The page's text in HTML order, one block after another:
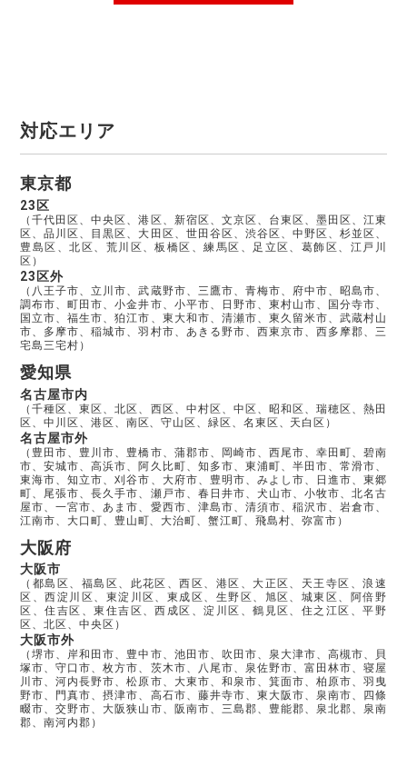
対応エリア
東京都
23区
（千代田区、中央区、港区、新宿区、文京区、台東区、墨田区、江東
区、品川区、目黒区、大田区、世田谷区、渋谷区、中野区、杉並区、
豊島区、北区、荒川区、板橋区、練馬区、足立区、葛飾区、江戸川
区）
23区外
（八王子市、立川市、武蔵野市、三鷹市、青梅市、府中市、昭島市、
調布市、町田市、小金井市、小平市、日野市、東村山市、国分寺市、
国立市、福生市、狛江市、東大和市、清瀬市、東久留米市、武蔵村山
市、多摩市、稲城市、羽村市、あきる野市、西東京市、西多摩郡、三
宅島三宅村）
愛知県
名古屋市内
（千種区、東区、北区、西区、中村区、中区、昭和区、瑞穂区、熱田
区、中川区、港区、南区、守山区、緑区、名東区、天白区）
名古屋市外
（豊田市、豊川市、豊橋市、蒲郡市、岡崎市、西尾市、幸田町、碧南
市、安城市、高浜市、阿久比町、知多市、東浦町、半田市、常滑市、
東海市、知立市、刈谷市、大府市、豊明市、みよし市、日進市、東郷
町、尾張市、長久手市、瀬戸市、春日井市、犬山市、小牧市、北名古
屋市、一宮市、あま市、愛西市、津島市、清須市、稲沢市、岩倉市、
江南市、大口町、豊山町、大治町、蟹江町、飛島村、弥富市）
大阪府
大阪市
（都島区、福島区、此花区、西区、港区、大正区、天王寺区、浪速
区、西淀川区、東淀川区、東成区、生野区、旭区、城東区、阿倍野
区、住吉区、東住吉区、西成区、淀川区、鶴見区、住之江区、平野
区、北区、中央区）
大阪市外
（堺市、岸和田市、豊中市、池田市、吹田市、泉大津市、高槻市、貝
塚市、守口市、枚方市、茨木市、八尾市、泉佐野市、富田林市、寝屋
川市、河内長野市、松原市、大東市、和泉市、箕面市、柏原市、羽曳
野市、門真市、摂津市、高石市、藤井寺市、東大阪市、泉南市、四條
畷市、交野市、大阪狭山市、阪南市、三島郡、豊能郡、泉北郡、泉南
郡、南河内郡）